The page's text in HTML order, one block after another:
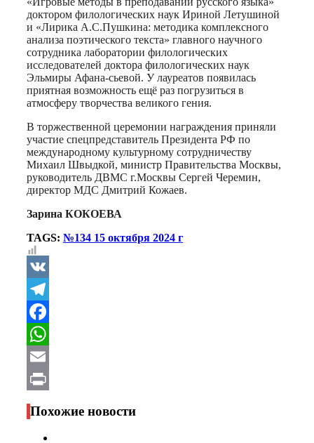
доктором филологических наук Ириной Летушиной
и «Лирика А.С.Пушкина: методика комплексного
анализа поэтического текста» главного научного
сотрудника лаборатории филологических
исследователей доктора филологических наук
Эльмиры Афана-сьевой. У лауреатов появилась
приятная возможность ещё раз погрузиться в
атмосферу творчества великого гения.
В торжественной церемонии награждения приняли
участие спецпредставитель Президента РФ по
международному культурному сотрудничеству
Михаил Швыдкой, министр Правительства Москвы,
руководитель ДВМС г.Москвы Сергей Черемин,
директор МДС Дмитрий Кожаев.
Зарина КОКОЕВА
TAGS: №134 15 октября 2024 г
VK
Telegram
Facebook
WhatsApp
Email
Print
Похожие новости